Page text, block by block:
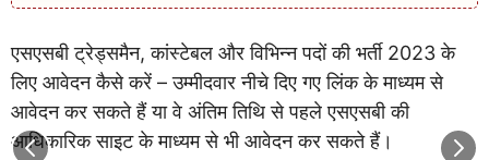
एसएसबी ट्रेड्समैन, कांस्टेबल और विभिन्न पदों की भर्ती 2023 के
लिए आवेदन कैसे करें – उम्मीदवार नीचे दिए गए लिंक के माध्यम से
आवेदन कर सकते हैं या वे अंतिम तिथि से पहले एसएसबी की
आधिकारिक साइट के माध्यम से भी आवेदन कर सकते हैं।